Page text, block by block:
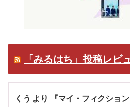
「みるはち」投稿レビ
くう より 『マイ・フィクショ